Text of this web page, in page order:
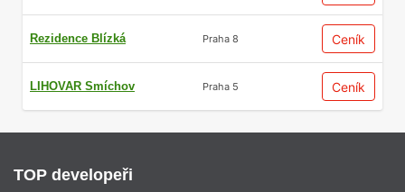
Rezidence Blízká Praha 8 Ceník
LIHOVAR Smíchov Praha 5 Ceník
TOP developeři